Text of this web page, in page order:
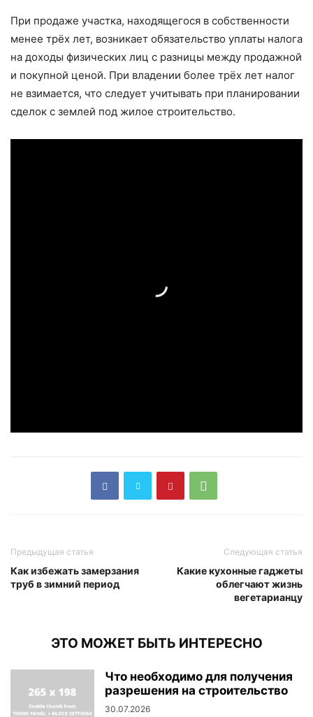
При продаже участка, находящегося в собственности
менее трёх лет, возникает обязательство уплаты налога
на доходы физических лиц с разницы между продажной
и покупной ценой. При владении более трёх лет налог
не взимается, что следует учитывать при планировании
сделок с землей под жилое строительство.
Предыдущая статья
Как избежать замерзания
труб в зимний период
Следующая статья
Какие кухонные гаджеты
облегчают жизнь
вегетарианцу
ЭТО МОЖЕТ БЫТЬ ИНТЕРЕСНО
Что необходимо для получения
разрешения на строительство
30.07.2026